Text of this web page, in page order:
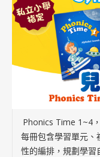
Phonics Time 1~4
每冊包含學習單元、
性的編排，規劃學習